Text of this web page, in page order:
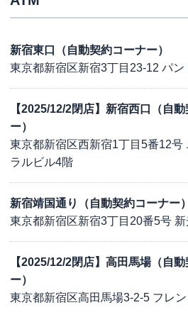
新宿東口（自動契約コーナー）
東京都新宿区新宿3丁目23-12 パ
【2025/12/2閉店】新宿西口（自
ー）
東京都新宿区西新宿1丁目5番12号
ラルビル4階
新宿靖国通り（自動契約コーナー）
東京都新宿区新宿3丁目20番5号
【2025/12/2閉店】高田馬場（自
ー）
東京都新宿区高田馬場3-2-5 フレ